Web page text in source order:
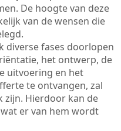
De hoogte van deze
van de wensen die
diverse fases doorlopen
het ontwerp, de
uitvoering en het
te ontvangen, zal
zijn. Hierdoor kan de
er van hem wordt